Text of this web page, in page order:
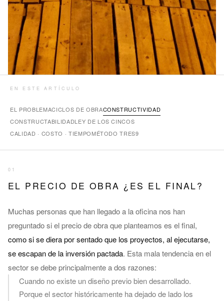
EN ESTE ARTÍCULO
EL PROBLEMACICLOS DE OBRACONSTRUCTIVIDAD
CONSTRUCTABILIDADLEY DE LOS CINCOS
CALIDAD · COSTO · TIEMPOMÉTODO TRES9
01
EL PRECIO DE OBRA ¿ES EL FINAL?
Muchas personas que han llegado a la oficina nos han
preguntado si el precio de obra que planteamos es el final,
como si se diera por sentado que los proyectos, al ejecutarse,
se escapan de la inversión pactada. Esta mala tendencia en el
sector se debe principalmente a dos razones:
Cuando no existe un diseño previo bien desarrollado.
Porque el sector históricamente ha dejado de lado los